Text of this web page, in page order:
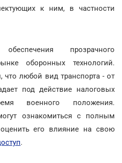
к ним, в частности
прозрачного
оборонных технологий.
что любой вид транспорта - от
под действие налоговых
военного положения.
ознакомиться с полным
его влияние на свою
.